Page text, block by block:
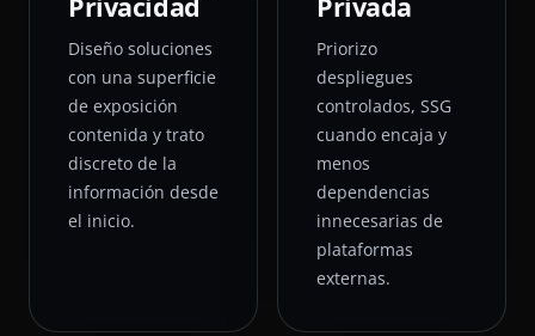
Diseño soluciones
con una superficie
de exposición
contenida y trato
discreto de la
información desde
el inicio.
Priorizo
despliegues
controlados, SSG
cuando encaja y
menos
dependencias
innecesarias de
plataformas
externas.